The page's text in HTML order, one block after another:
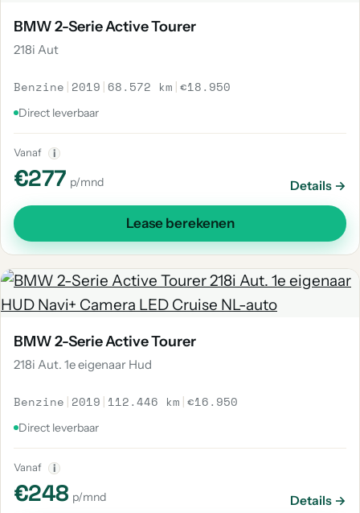
BMW 2-Serie Active Tourer
218i Aut
Benzine | 2019 | 68.572 km |€18.950
Direct leverbaar
Vanaf i
€277 p/mnd Details →
Lease berekenen
BMW 2-Serie Active Tourer
218i Aut. 1e eigenaar Hud
Benzine | 2019 | 112.446 km |€16.950
Direct leverbaar
Vanaf i
€248 p/mnd Details →